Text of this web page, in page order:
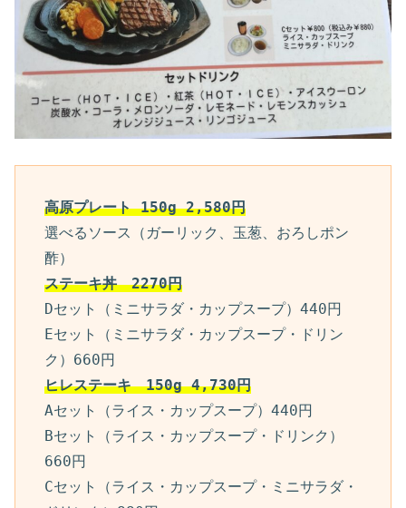
高原プレート 150g 2,580円
選べるソース（ガーリック、玉葱、おろしポン
酢）
ステーキ丼　2270円
Dセット（ミニサラダ・カップスープ）440円
Eセット（ミニサラダ・カップスープ・ドリン
ク）660円
ヒレステーキ　150g 4,730円
Aセット（ライス・カップスープ）440円
Bセット（ライス・カップスープ・ドリンク）
660円
Cセット（ライス・カップスープ・ミニサラダ・